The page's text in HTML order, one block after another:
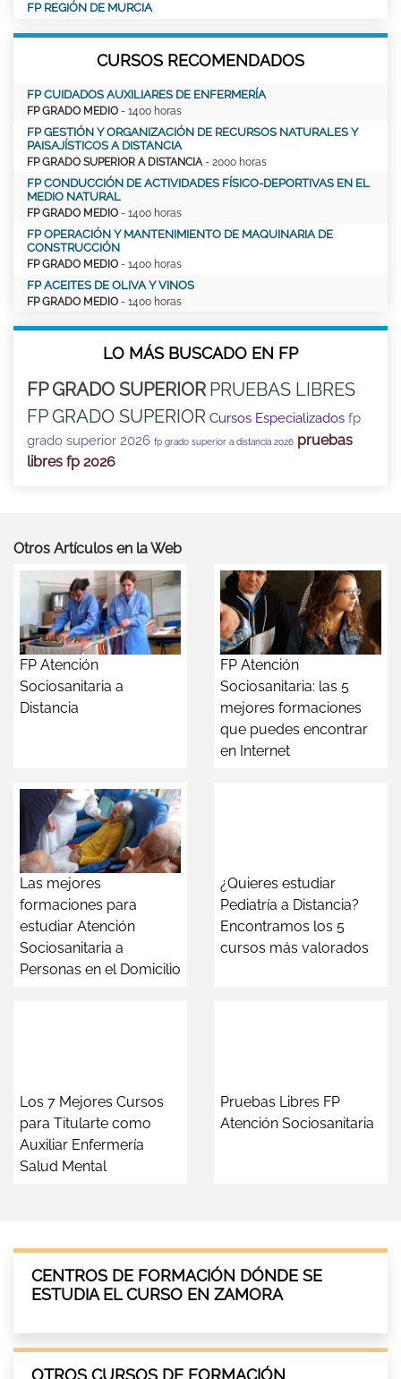
FP REGIÓN DE MURCIA
CURSOS RECOMENDADOS
FP CUIDADOS AUXILIARES DE ENFERMERÍA
FP GRADO MEDIO - 1400 horas
FP GESTIÓN Y ORGANIZACIÓN DE RECURSOS NATURALES Y
PAISAJÍSTICOS A DISTANCIA
FP GRADO SUPERIOR A DISTANCIA- 2000 horas
FP CONDUCCIÓN DE ACTIVIDADES FÍSICO-DEPORTIVAS EN EL
MEDIO NATURAL
FP GRADO MEDIO - 1400 horas
FP OPERACIÓN Y MANTENIMIENTO DE MAQUINARIA DE
CONSTRUCCIÓN
FP GRADO MEDIO - 1400 horas
FP ACEITES DE OLIVA Y VINOS
FP GRADO MEDIO - 1400 horas
LO MÁS BUSCADO EN FP
FP GRADO SUPERIOR PRUEBAS LIBRES
FP GRADO SUPERIOR Cursos Especializados fp
grado superior 2026 fp grado superior a distancia 2026 pruebas
libres fp 2026
Otros Artículos en la Web
FP Atención
Sociosanitaria a
Distancia
FP Atención
Sociosanitaria: las 5
mejores formaciones
que puedes encontrar
en Internet
Las mejores
formaciones para
estudiar Atención
Sociosanitaria a
Personas en el Domicilio
¿Quieres estudiar
Pediatría a Distancia?
Encontramos los 5
cursos más valorados
Los 7 Mejores Cursos
para Titularte como
Auxiliar Enfermería
Salud Mental
Pruebas Libres FP
Atención Sociosanitaria
CENTROS DE FORMACIÓN DÓNDE SE
ESTUDIA EL CURSO EN ZAMORA